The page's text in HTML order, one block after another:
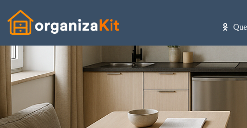
conteúdo